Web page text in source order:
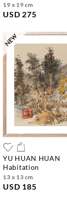
19 x 19 cm
USD 275
YU HUAN HUAN
habitation
13 x 13 cm
USD 185